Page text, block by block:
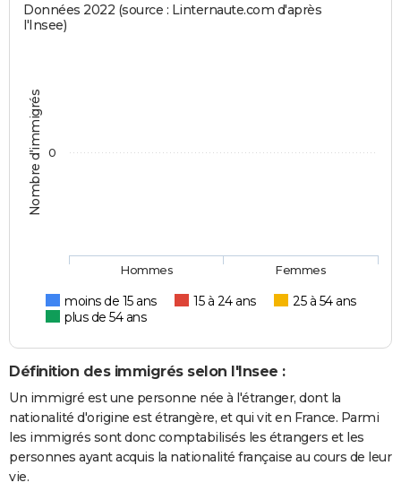
Nombre d'immigrés
Données 2022 (source : Linternaute.com d'après
l'Insee)
moins de 15 ans 15 à 24 ans
25 à 54 ans
plus de 54 ans
Hommes Femmes
0
Définition des immigrés selon l'Insee :
Un immigré est une personne née à l'étranger, dont la
nationalité d'origine est étrangère, et qui vit en France. Parmi
les immigrés sont donc comptabilisés les étrangers et les
personnes ayant acquis la nationalité française au cours de leur
vie.